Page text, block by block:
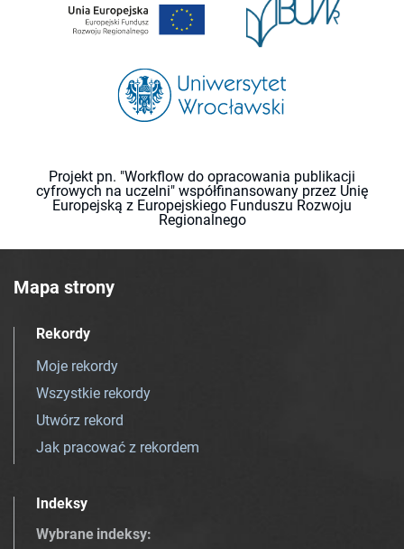
Projekt pn. "Workflow do opracowania publikacji
cyfrowych na uczelni" współfinansowany przez Unię
Europejską z Europejskiego Funduszu Rozwoju
Regionalnego
Mapa strony
Rekordy
Moje rekordy
Wszystkie rekordy
Utwórz rekord
Jak pracować z rekordem
Indeksy
Wybrane indeksy: